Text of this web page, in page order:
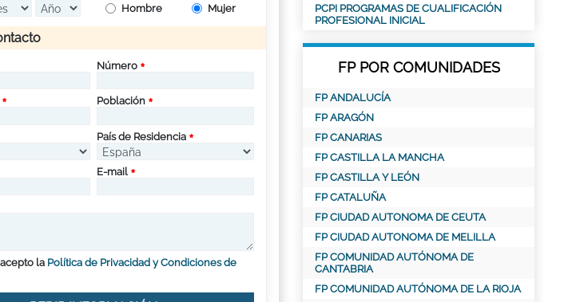
Hombre
Mujer
Número
Población
País de Residencia
E-mail
la Política de Privacidad y Condiciones de
PCPI PROGRAMAS DE CUALIFICACIÓN
PROFESIONAL INICIAL
FP POR COMUNIDADES
FP ANDALUCÍA
FP ARAGÓN
FP CANARIAS
FP CASTILLA LA MANCHA
FP CASTILLA Y LEÓN
FP CATALUÑA
FP CIUDAD AUTONOMA DE CEUTA
FP CIUDAD AUTONOMA DE MELILLA
FP COMUNIDAD AUTÓNOMA DE
CANTABRIA
FP COMUNIDAD AUTÓNOMA DE LA RIOJA